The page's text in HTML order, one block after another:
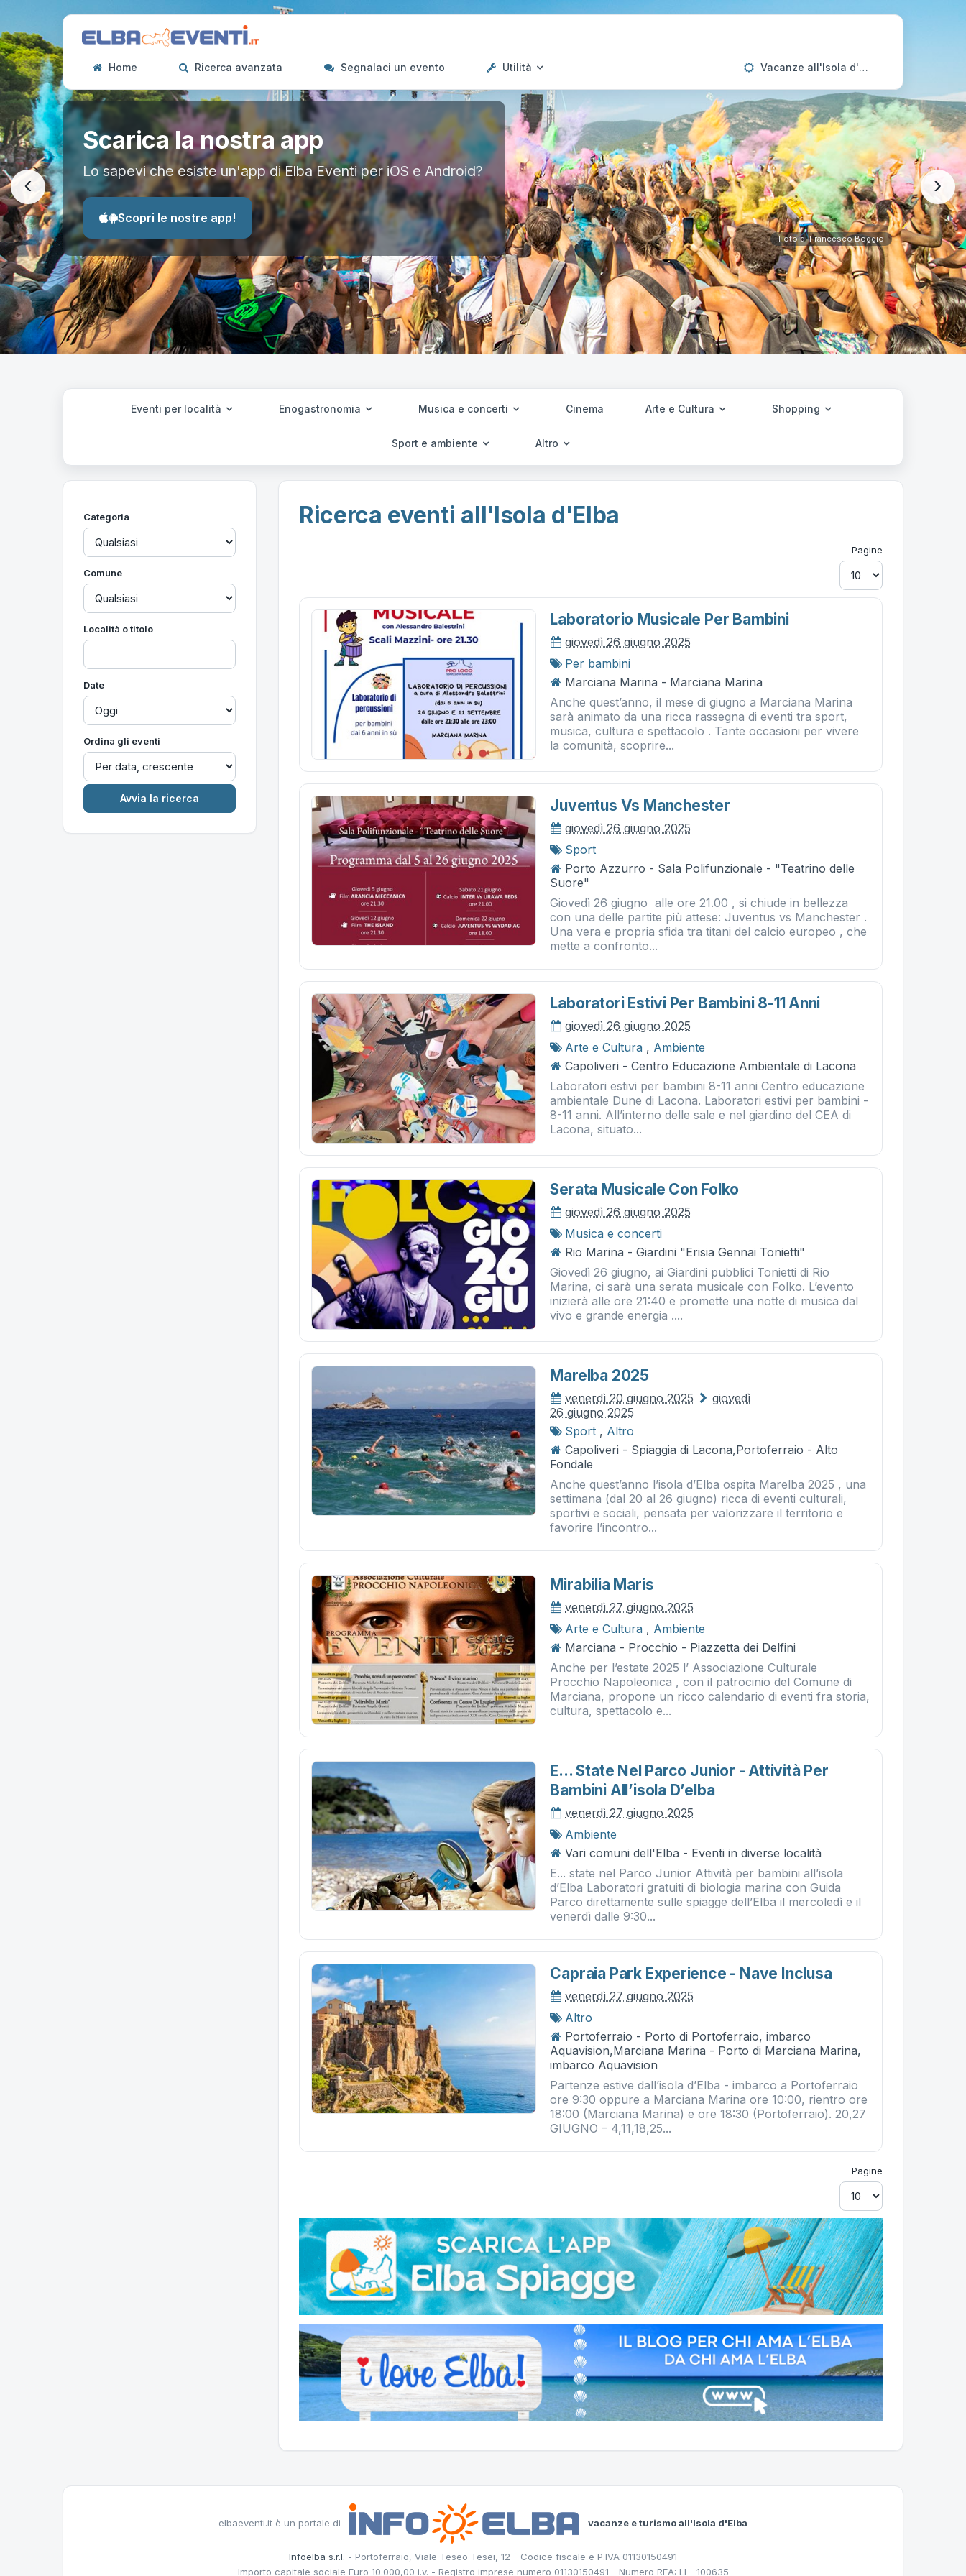
Home Ricerca avanzata Segnalaci un evento Utilità Vacanze all'Isola d'Elba
Scarica la nostra app
Lo sapevi che esiste un'app di Elba Eventi per iOS e Android?
Scopri le nostre app!
Foto di Francesco Boggio
‹ ›
Eventi per località Enogastronomia Musica e concerti Cinema Arte e Cultura Shopping
Sport e ambiente Altro
Categoria
Comune
Località o titolo
Date
Ordina gli eventi
Ricerca eventi all'Isola d'Elba
Pagine
Laboratorio Musicale Per Bambini
giovedì 26 giugno 2025
Per bambini
Marciana Marina - Marciana Marina
Anche quest’anno, il mese di giugno a Marciana Marina
sarà animato da una ricca rassegna di eventi tra sport,
musica, cultura e spettacolo . Tante occasioni per vivere
la comunità, scoprire...
Juventus Vs Manchester
giovedì 26 giugno 2025
Sport
Porto Azzurro - Sala Polifunzionale - "Teatrino delle
Suore"
Giovedì 26 giugno alle ore 21.00 , si chiude in bellezza
con una delle partite più attese: Juventus vs Manchester .
Una vera e propria sfida tra titani del calcio europeo , che
mette a confronto...
Laboratori Estivi Per Bambini 8-11 Anni
giovedì 26 giugno 2025
Arte e Cultura , Ambiente
Capoliveri - Centro Educazione Ambientale di Lacona
Laboratori estivi per bambini 8-11 anni Centro educazione
ambientale Dune di Lacona. Laboratori estivi per bambini -
8-11 anni. All’interno delle sale e nel giardino del CEA di
Lacona, situato...
Serata Musicale Con Folko
giovedì 26 giugno 2025
Musica e concerti
Rio Marina - Giardini "Erisia Gennai Tonietti"
Giovedì 26 giugno, ai Giardini pubblici Tonietti di Rio
Marina, ci sarà una serata musicale con Folko. L’evento
inizierà alle ore 21:40 e promette una notte di musica dal
vivo e grande energia ....
Marelba 2025
venerdì 20 giugno 2025
giovedì
26 giugno 2025
Sport , Altro
Capoliveri - Spiaggia di Lacona,Portoferraio - Alto
Fondale
Anche quest’anno l’isola d’Elba ospita Marelba 2025 , una
settimana (dal 20 al 26 giugno) ricca di eventi culturali,
sportivi e sociali, pensata per valorizzare il territorio e
favorire l’incontro...
Mirabilia Maris
venerdì 27 giugno 2025
Arte e Cultura , Ambiente
Marciana - Procchio - Piazzetta dei Delfini
Anche per l’estate 2025 l’ Associazione Culturale
Procchio Napoleonica , con il patrocinio del Comune di
Marciana, propone un ricco calendario di eventi fra storia,
cultura, spettacolo e...
E... State Nel Parco Junior - Attività Per
Bambini All’isola D’elba
venerdì 27 giugno 2025
Ambiente
Vari comuni dell'Elba - Eventi in diverse località
E... state nel Parco Junior Attività per bambini all’isola
d’Elba Laboratori gratuiti di biologia marina con Guida
Parco direttamente sulle spiagge dell’Elba il mercoledì e il
venerdì dalle 9:30...
Capraia Park Experience - Nave Inclusa
venerdì 27 giugno 2025
Altro
Portoferraio - Porto di Portoferraio, imbarco
Aquavision,Marciana Marina - Porto di Marciana Marina,
imbarco Aquavision
Partenze estive dall’isola d’Elba - imbarco a Portoferraio
ore 9:30 oppure a Marciana Marina ore 10:00, rientro ore
18:00 (Marciana Marina) e ore 18:30 (Portoferraio). 20,27
GIUGNO – 4,11,18,25...
Pagine
elbaeventi.it è un portale di vacanze e turismo all'Isola d'Elba
Infoelba s.r.l. - Portoferraio, Viale Teseo Tesei, 12 - Codice fiscale e P.IVA 01130150491
Importo capitale sociale Euro 10.000,00 i.v. - Registro imprese numero 01130150491 - Numero REA: LI - 100635